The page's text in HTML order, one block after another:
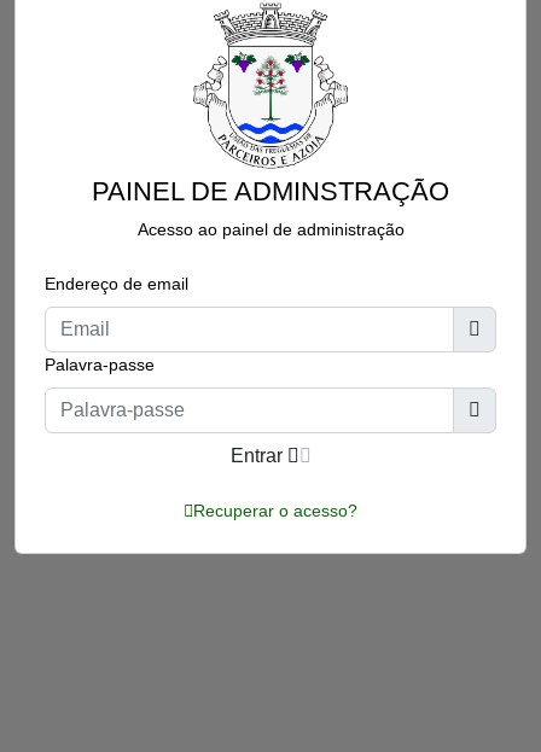
PAINEL DE ADMINSTRAÇÃO
Acesso ao painel de administração
Endereço de email
Palavra-passe
Entrar
Recuperar o acesso?